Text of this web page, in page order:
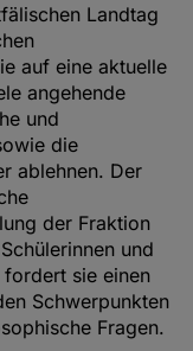
Landtag
auf eine aktuelle
angehende
und
die
ablehnen. Der
der Fraktion
und
sie einen
Schwerpunkten
Fragen.